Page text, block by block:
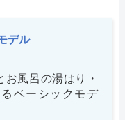
デル
風呂の湯はり・
ベーシックモデ